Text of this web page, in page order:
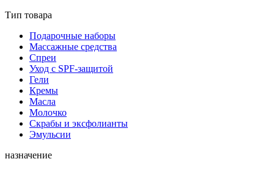
Тип товара
Подарочные наборы
Массажные средства
Спреи
Уход с SPF-защитой
Гели
Кремы
Масла
Молочко
Скрабы и эксфолианты
Эмульсии
назначение